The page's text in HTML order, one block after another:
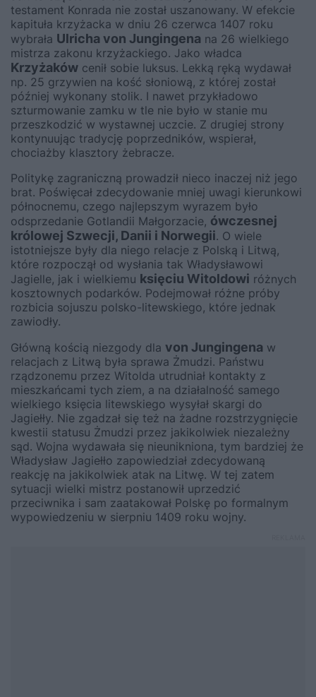
testament Konrada nie został uszanowany. W efekcie
kapituła krzyżacka w dniu 26 czerwca 1407 roku
wybrała Ulricha von Jungingena na 26 wielkiego
mistrza zakonu krzyżackiego. Jako władca
Krzyżaków cenił sobie luksus. Lekką ręką wydawał
np. 25 grzywien na kość słoniową, z której został
później wykonany stolik. I nawet przykładowo
szturmowanie zamku w tle nie było w stanie mu
przeszkodzić w wystawnej uczcie. Z drugiej strony
kontynuując tradycję poprzedników, wspierał,
chociażby klasztory żebracze.
Politykę zagraniczną prowadził nieco inaczej niż jego
brat. Poświęcał zdecydowanie mniej uwagi kierunkowi
północnemu, czego najlepszym wyrazem było
odsprzedanie Gotlandii Małgorzacie, ówczesnej
królowej Szwecji, Danii i Norwegii. O wiele
istotniejsze były dla niego relacje z Polską i Litwą,
które rozpoczął od wysłania tak Władysławowi
Jagielle, jak i wielkiemu księciu Witoldowi różnych
kosztownych podarków. Podejmował różne próby
rozbicia sojuszu polsko-litewskiego, które jednak
zawiodły.
Główną kością niezgody dla von Jungingena w
relacjach z Litwą była sprawa Żmudzi. Państwu
rządzonemu przez Witolda utrudniał kontakty z
mieszkańcami tych ziem, a na działalność samego
wielkiego księcia litewskiego wysyłał skargi do
Jagiełły. Nie zgadzał się też na żadne rozstrzygnięcie
kwestii statusu Żmudzi przez jakikolwiek niezależny
sąd. Wojna wydawała się nieunikniona, tym bardziej że
Władysław Jagiełło zapowiedział zdecydowaną
reakcję na jakikolwiek atak na Litwę. W tej zatem
sytuacji wielki mistrz postanowił uprzedzić
przeciwnika i sam zaatakował Polskę po formalnym
wypowiedzeniu w sierpniu 1409 roku wojny.